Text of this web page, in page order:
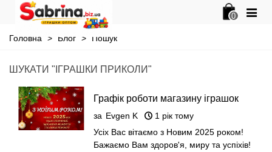
0
Головна > Блог > Пошук
ШУКАТИ "ІГРАШКИ ПРИКОЛИ"
Графік роботи магазину іграшок
оптом Сабрина на Новий Рік 2025
за Evgen K
1 рік тому
Усіх Вас вітаємо з Новим 2025 роком!
Бажаємо Вам здоров'я, миру та успіхів!